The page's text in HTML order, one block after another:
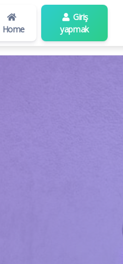
Home
Giriş
yapmak